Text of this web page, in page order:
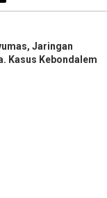
Jaringan
Kasus Kebondalem